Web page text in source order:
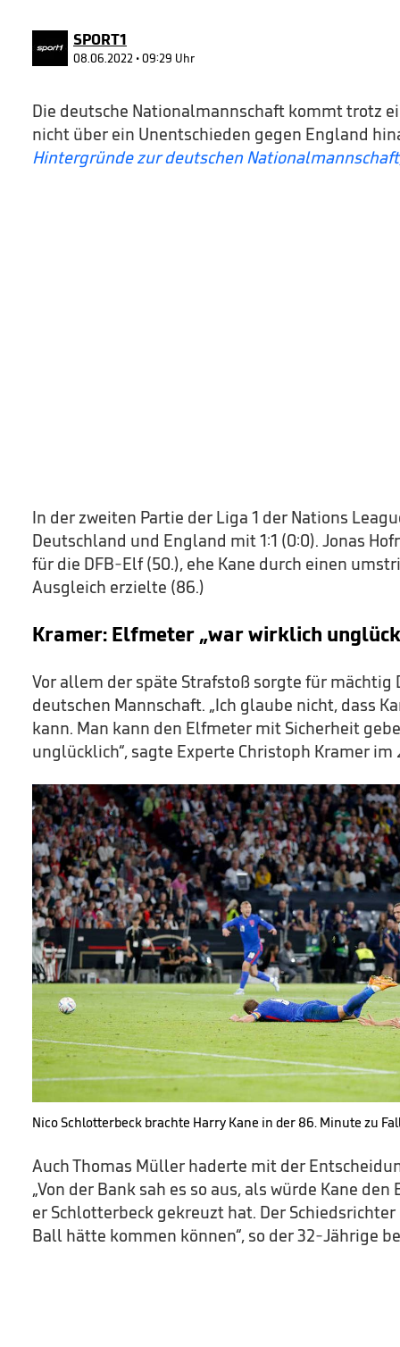
SPORT1
08.06.2022 • 09:29 Uhr
Die deutsche Nationalmannschaft kommt trotz
nicht über ein Unentschieden gegen England
Hintergründe zur deutschen
In der zweiten Partie der Liga 1 der Nations
Deutschland und England mit 1:1 (0:0). Jonas
für die DFB-Elf (50.), ehe Kane durch einen
Ausgleich erzielte (86.)
Kramer: Elfmeter „war wirklich
Vor allem der späte Strafstoß sorgte für mächtig
deutschen Mannschaft. „Ich glaube nicht, dass
kann. Man kann den Elfmeter mit Sicherheit
unglücklich“, sagte Experte Christoph Kramer im
Nico Schlotterbeck brachte Harry Kane in der 86. Minute zu
Auch Thomas Müller haderte mit der
„Von der Bank sah es so aus, als würde Kane
er Schlotterbeck gekreuzt hat. Der
Ball hätte kommen können“, so der 32-Jährige